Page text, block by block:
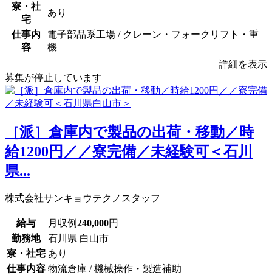
寮・社
宅
あり
仕事内
容
電子部品系工場 / クレーン・フォークリフト・重
機
詳細を表示
募集が停止しています
［派］倉庫内で製品の出荷・移動／時
給1200円／／寮完備／未経験可＜石川
県...
株式会社サンキョウテクノスタッフ
給与 月収例240,000円
勤務地
石川県 白山市
寮・社宅 あり
仕事内容 物流倉庫 / 機械操作・製造補助